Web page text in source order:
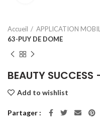
Accueil APPLICATION
63-PUY DE DOME
BEAUTY
Add to wishlist
Partager